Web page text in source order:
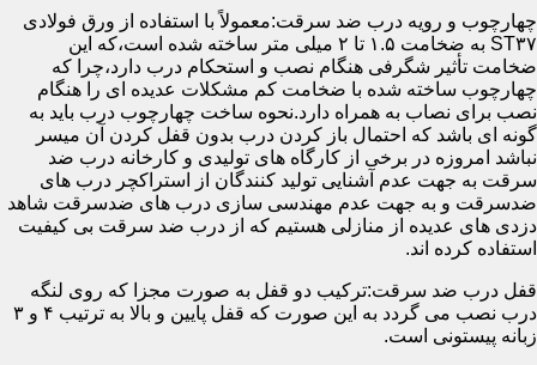
چهارچوب و رویه درب ضد سرقت:معمولاً با استفاده از ورق فولادی
ST۳۷ به ضخامت ۱.۵ تا ۲ میلی متر ساخته شده است،که این
ضخامت تأثیر شگرفی هنگام نصب و استحکام درب دارد،چرا که
چهارچوب ساخته شده با ضخامت کم مشکلات عدیده ای را هنگام
نصب برای نصاب به همراه دارد.نحوه ساخت چهارچوب درب باید به
گونه ای باشد که احتمال باز کردن درب بدون قفل کردن آن میسر
نباشد امروزه در برخی از کارگاه های تولیدی و کارخانه درب ضد
سرقت به جهت عدم آشنایی تولید کنندگان از استراکچر درب های
ضدسرقت و به جهت عدم مهندسی سازی درب های ضدسرقت شاهد
دزدی های عدیده از منازلی هستیم که از درب ضد سرقت بی کیفیت
استفاده کرده اند.
قفل درب ضد سرقت:ترکیب دو قفل به صورت مجزا که روی لنگه
درب نصب می گردد به این صورت که قفل پایین و بالا به ترتیب ۴ و ۳
زبانه پیستونی است.